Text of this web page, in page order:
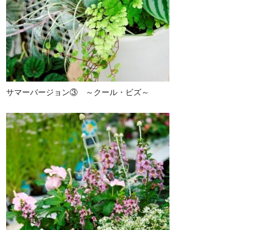
サマーバージョン③ ～クール・ビズ～